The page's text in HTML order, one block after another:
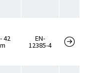
42 EN-
12385-4